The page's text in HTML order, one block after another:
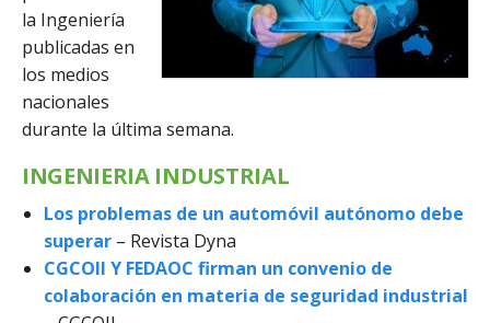
la Ingeniería
publicadas en
los medios
nacionales
durante la última semana.
INGENIERIA INDUSTRIAL
Los problemas de un automóvil autónomo debe
superar – Revista Dyna
CGCOII Y FEDAOC firman un convenio de
colaboración en materia de seguridad industrial